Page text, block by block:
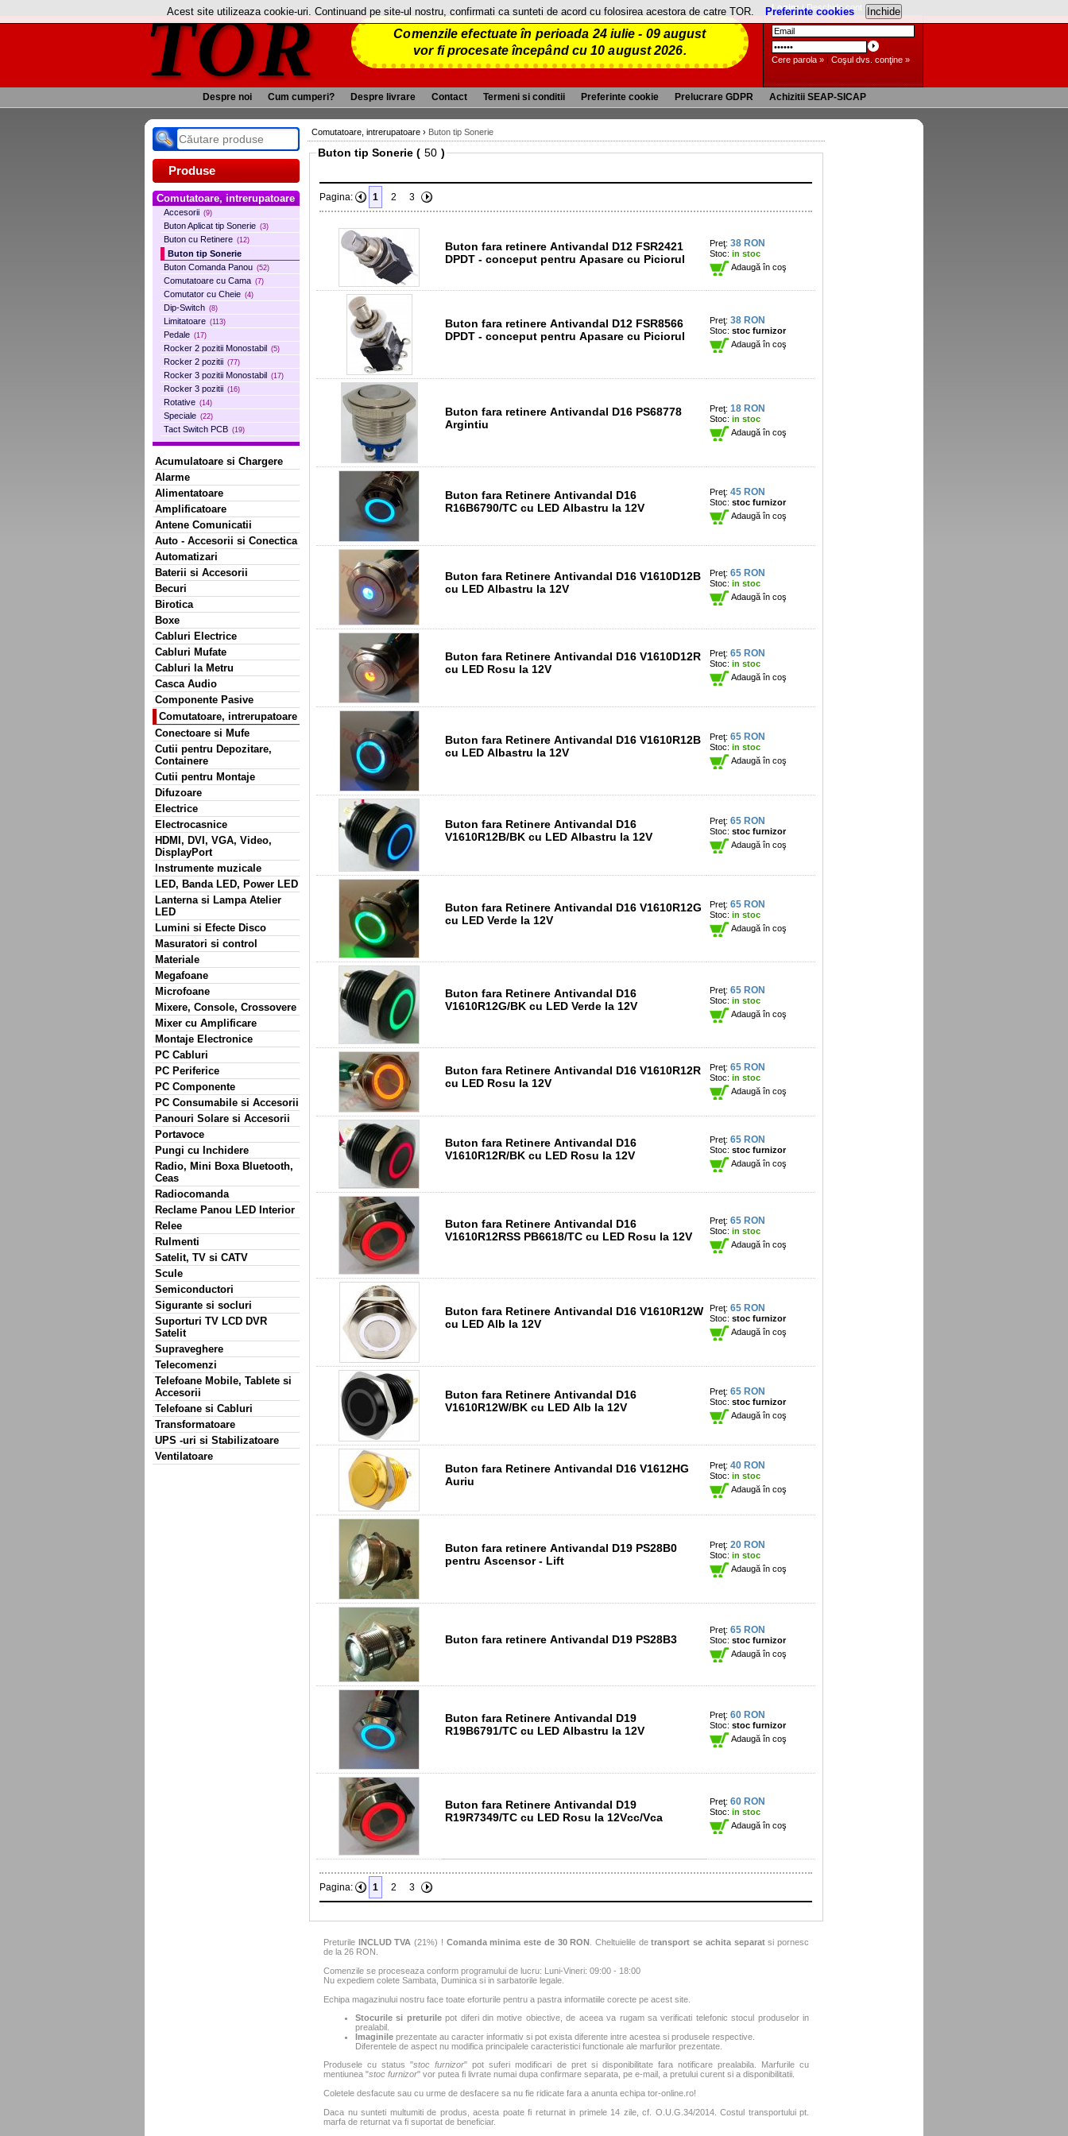
TOR
Comenzile efectuate în perioada 24 iulie - 09 august
vor fi procesate începând cu 10 august 2026.
Login: |Deschide cont »
Cere parola » | Coşul dvs. conţine »
Despre noi Cum cumperi? Despre livrare Contact Termeni si conditii Preferinte cookie Prelucrare GDPR Achizitii SEAP-SICAP
Produse
Comutatoare, intrerupatoare
Accesorii (9)
Buton Aplicat tip Sonerie (3)
Buton cu Retinere (12)
Buton tip Sonerie
Buton Comanda Panou (52)
Comutatoare cu Cama (7)
Comutator cu Cheie (4)
Dip-Switch (8)
Limitatoare (113)
Pedale (17)
Rocker 2 pozitii Monostabil (5)
Rocker 2 pozitii (77)
Rocker 3 pozitii Monostabil (17)
Rocker 3 pozitii (16)
Rotative (14)
Speciale (22)
Tact Switch PCB (19)
Acumulatoare si Chargere
Alarme
Alimentatoare
Amplificatoare
Antene Comunicatii
Auto - Accesorii si Conectica
Automatizari
Baterii si Accesorii
Becuri
Birotica
Boxe
Cabluri Electrice
Cabluri Mufate
Cabluri la Metru
Casca Audio
Componente Pasive
Comutatoare, intrerupatoare
Conectoare si Mufe
Cutii pentru Depozitare,
Containere
Cutii pentru Montaje
Difuzoare
Electrice
Electrocasnice
HDMI, DVI, VGA, Video,
DisplayPort
Instrumente muzicale
LED, Banda LED, Power LED
Lanterna si Lampa Atelier
LED
Lumini si Efecte Disco
Masuratori si control
Materiale
Megafoane
Microfoane
Mixere, Console, Crossovere
Mixer cu Amplificare
Montaje Electronice
PC Cabluri
PC Periferice
PC Componente
PC Consumabile si Accesorii
Panouri Solare si Accesorii
Portavoce
Pungi cu Inchidere
Radio, Mini Boxa Bluetooth,
Ceas
Radiocomanda
Reclame Panou LED Interior
Relee
Rulmenti
Satelit, TV si CATV
Scule
Semiconductori
Sigurante si socluri
Suporturi TV LCD DVR
Satelit
Supraveghere
Telecomenzi
Telefoane Mobile, Tablete si
Accesorii
Telefoane si Cabluri
Transformatoare
UPS -uri si Stabilizatoare
Ventilatoare
Comutatoare, intrerupatoare › Buton tip Sonerie
Buton tip Sonerie ( )
Pagina: 1 2 3
Buton fara retinere Antivandal D12 FSR2421
DPDT - conceput pentru Apasare cu Piciorul
Preţ:38 RON
Stoc:in stoc
Adaugă în coş
Buton fara retinere Antivandal D12 FSR8566
DPDT - conceput pentru Apasare cu Piciorul
Preţ:38 RON
Stoc:stoc furnizor
Adaugă în coş
Buton fara retinere Antivandal D16 PS68778
Argintiu
Preţ:18 RON
Stoc:in stoc
Adaugă în coş
Buton fara Retinere Antivandal D16
R16B6790/TC cu LED Albastru la 12V
Preţ:45 RON
Stoc:stoc furnizor
Adaugă în coş
Buton fara Retinere Antivandal D16 V1610D12B
cu LED Albastru la 12V
Preţ:65 RON
Stoc:in stoc
Adaugă în coş
Buton fara Retinere Antivandal D16 V1610D12R
cu LED Rosu la 12V
Preţ:65 RON
Stoc:in stoc
Adaugă în coş
Buton fara Retinere Antivandal D16 V1610R12B
cu LED Albastru la 12V
Preţ:65 RON
Stoc:in stoc
Adaugă în coş
Buton fara Retinere Antivandal D16
V1610R12B/BK cu LED Albastru la 12V
Preţ:65 RON
Stoc:stoc furnizor
Adaugă în coş
Buton fara Retinere Antivandal D16 V1610R12G
cu LED Verde la 12V
Preţ:65 RON
Stoc:in stoc
Adaugă în coş
Buton fara Retinere Antivandal D16
V1610R12G/BK cu LED Verde la 12V
Preţ:65 RON
Stoc:in stoc
Adaugă în coş
Buton fara Retinere Antivandal D16 V1610R12R
cu LED Rosu la 12V
Preţ:65 RON
Stoc:in stoc
Adaugă în coş
Buton fara Retinere Antivandal D16
V1610R12R/BK cu LED Rosu la 12V
Preţ:65 RON
Stoc:stoc furnizor
Adaugă în coş
Buton fara Retinere Antivandal D16
V1610R12RSS PB6618/TC cu LED Rosu la 12V
Preţ:65 RON
Stoc:in stoc
Adaugă în coş
Buton fara Retinere Antivandal D16 V1610R12W
cu LED Alb la 12V
Preţ:65 RON
Stoc:stoc furnizor
Adaugă în coş
Buton fara Retinere Antivandal D16
V1610R12W/BK cu LED Alb la 12V
Preţ:65 RON
Stoc:stoc furnizor
Adaugă în coş
Buton fara Retinere Antivandal D16 V1612HG
Auriu
Preţ:40 RON
Stoc:in stoc
Adaugă în coş
Buton fara retinere Antivandal D19 PS28B0
pentru Ascensor - Lift
Preţ:20 RON
Stoc:in stoc
Adaugă în coş
Buton fara retinere Antivandal D19 PS28B3
Preţ:65 RON
Stoc:stoc furnizor
Adaugă în coş
Buton fara Retinere Antivandal D19
R19B6791/TC cu LED Albastru la 12V
Preţ:60 RON
Stoc:stoc furnizor
Adaugă în coş
Buton fara Retinere Antivandal D19
R19R7349/TC cu LED Rosu la 12Vcc/Vca
Preţ:60 RON
Stoc:in stoc
Adaugă în coş
Pagina: 1 2 3
Preturile INCLUD TVA (21%) ! Comanda minima este de 30 RON . Cheltuielile detransport se achita separatsi pornesc
de la 26 RON.
Comenzile se proceseaza conform programului de lucru: Luni-Vineri: 09:00 - 18:00
Nu expediem colete Sambata, Duminica si in sarbatorile legale.
Echipa magazinului nostru face toate eforturile pentru a pastra informatiile corecte pe acest site.
Stocurile si preturilepot diferi din motive obiective, de aceea va rugam sa verificati telefonic stocul produselor in
prealabil.
Imaginile prezentate au caracter informativ si pot exista diferente intre acestea si produsele respective.
Diferentele de aspect nu modifica principalele caracteristici functionale ale marfurilor prezentate.
Produsele cu status "stoc furnizor" pot suferi modificari de pret si disponibilitate fara notificare prealabila. Marfurile cu
mentiunea "stoc furnizor" vor putea fi livrate numai dupa confirmare separata, pe e-mail, a pretului curent si a disponibilitatii.
Coletele desfacute sau cu urme de desfacere sa nu fie ridicate fara a anunta echipa tor-online.ro!
Daca nu sunteti multumiti de produs, acesta poate fi returnat in primele 14 zile, cf. O.U.G.34/2014. Costul transportului pt.
marfa de returnat va fi suportat de beneficiar.
Acest site utilizeaza cookie-uri. Continuand pe site-ul nostru, confirmati ca sunteti de acord cu folosirea acestora de catre TOR. Preferinte cookies